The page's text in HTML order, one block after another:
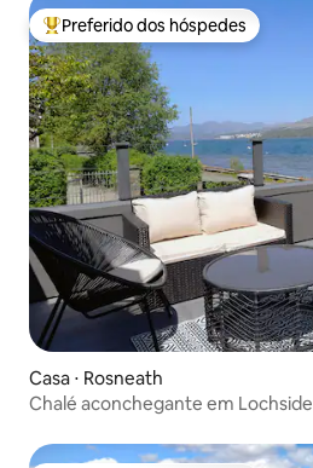
Entre os melhores preferidos dos
Preferido dos hóspedes
Casa ⋅ Rosneath
Chalé aconchegante em